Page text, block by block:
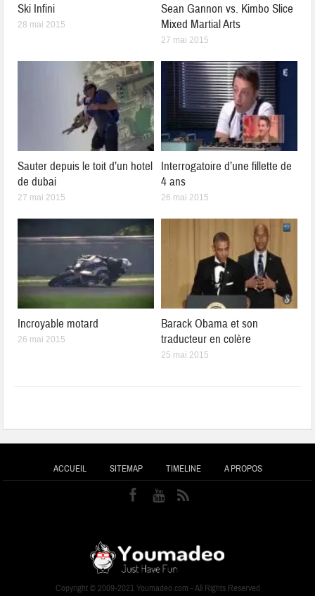
Ski Infini
28 mai 2015
Sean Gannon vs. Kimbo Slice
Mixed Martial Arts
27 mai 2015
Sauter depuis le toit d’un hotel
de dubai
27 mai 2015
Interrogatoire d’une fillette de
4 ans
26 mai 2015
Incroyable motard
26 mai 2015
Barack Obama et son
traducteur en colère
25 mai 2015
ACCUEIL SITEMAP TIMELINE A PROPOS
Copyright © 2009-2021 Youmadeo.com - All Rights Reserved